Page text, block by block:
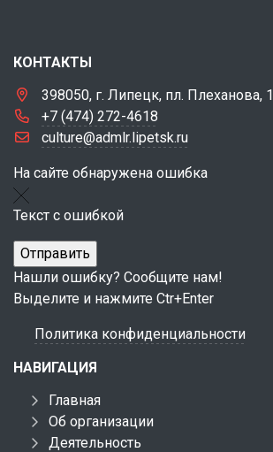
КОНТАКТЫ
398050, г. Липецк, пл. Плеханова, 1
+7 (474) 272-4618
culture@admlr.lipetsk.ru
На сайте обнаружена ошибка
Текст с ошибкой
Нашли ошибку? Сообщите нам!
Выделите и нажмите Ctr+Enter
Политика конфиденциальности
НАВИГАЦИЯ
Главная
Об организации
Деятельность